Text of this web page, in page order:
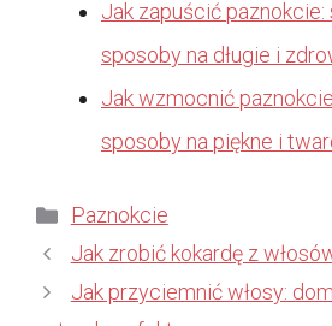
Jak zapuścić paznokcie:
sposoby na długie i
Jak wzmocnić
sposoby na piękne i
Kategorie
Paznokcie
Jak zrobić kokardę z
Jak przyciemnić włosy: